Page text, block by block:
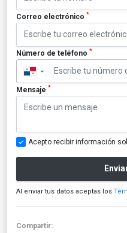
Correo electrónico *
Número de teléfono *
▼
Mensaje *
Acepto recibir información
Al enviar tus datos aceptas los
Compartir: